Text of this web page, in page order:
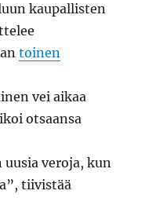
kaupallisten
toinen
vei aikaa
otsaansa
veroja, kun
tiivistää